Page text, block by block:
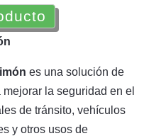
es una solución de
la seguridad en el
de tránsito, vehículos
y otros usos de